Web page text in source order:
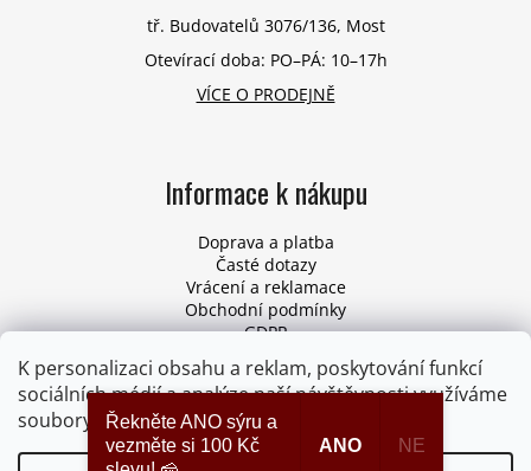
K personalizaci obsahu a reklam, poskytování funkcí
sociálních médií a analýze naší návštěvnosti využíváme
soubory cookies. Více informací
tř. Budovatelů 3076/136, Most
Otevírací doba: PO–PÁ: 10–17h
VÍCE O PRODEJNĚ
Informace k nákupu
Doprava a platba
Časté dotazy
Vrácení a reklamace
Obchodní podmínky
GDPR
Pro firmy
Odstoupení od smlouvy
Řekněte ANO sýru a
vezměte si 100 Kč
ANO NE